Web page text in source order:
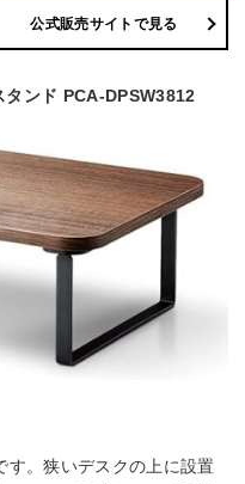
公式販売サイトで見る
ンド PCA-DPSW3812
す。狭いデスクの上に設置